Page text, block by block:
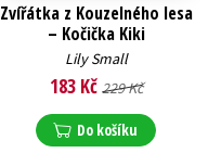
Zvířátka z Kouzelného lesa
– Kočička Kiki
Lily Small
183 Kč 229 Kč
Do košíku